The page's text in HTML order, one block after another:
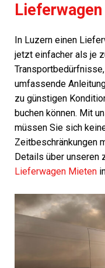
In Luzern einen
jetzt einfacher als je
umfassende
zu günstigen
buchen können. Mit
müssen Sie sich
Zeitbeschränkungen
Details über unseren
Lieferwagen Mieten